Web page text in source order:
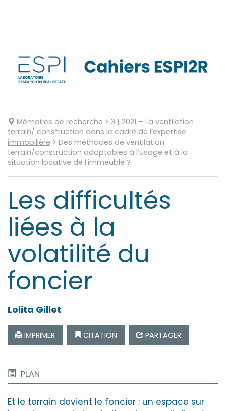
contenu
Mémoires de recherche > 3 | 2021 – La ventilation
terrain/ construction dans le cadre de l’expertise
immobilière > Des méthodes de ventilation
terrain/construction adaptables à l’usage et à la
situation locative de l’immeuble ?
Les difficultés
liées à la
volatilité du
foncier
Lolita Gillet
IMPRIMER CITATION PARTAGER
PLAN
Et le terrain devient le foncier : un espace sur